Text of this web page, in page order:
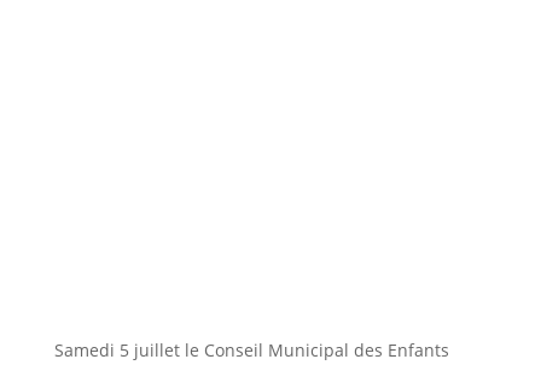
Samedi 5 juillet le Conseil Municipal des Enfants